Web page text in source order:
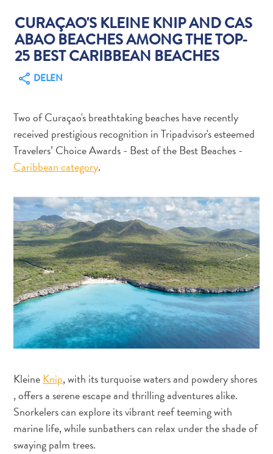
Autoverhuur
Bezienswaardigheden
Diversen
snorkelplekken
Duikoperators
Eten
en
Kunst
en
cultuur
Landactiviteiten
Musea
Nachtleven
en
entertainment
Natuur
en
wellness
Sport
en
golf
CURAÇAO'S KLEINE KNIP AND CAS
ABAO BEACHES AMONG THE TOP-
25 BEST CARIBBEAN BEACHES
DELEN
Two of Curaçao's breathtaking beaches have recently
received prestigious recognition in Tripadvisor's esteemed
Travelers’ Choice Awards - Best of the Best Beaches -
Caribbean category.
KleineKnip, with its turquoise waters and powdery shores
, offers a serene escape and thrilling adventures alike.
Snorkelers can explore its vibrant reef teeming with
marine life, while sunbathers can relax under the shade of
swaying palm trees.